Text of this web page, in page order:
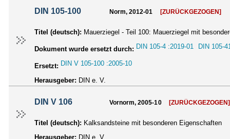
DIN 105-100 Norm, 2012-01 [ZURÜCKGEZOGEN]
Titel (deutsch): Mauerziegel - Teil 100: Mauerziegel mit
Dokument wurde ersetzt durch: DIN 105-4 :2019-01 DIN 105-
Ersetzt: DIN V 105-100 :2005-10
Herausgeber: DIN e. V.
DIN V 106 Vornorm, 2005-10 [ZURÜCKGEZOGEN]
Titel (deutsch): Kalksandsteine mit besonderen Eigenschaften
Herausgeber: DIN e. V.